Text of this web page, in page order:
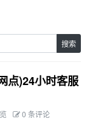
搜索
点)24小时客服
0 条评论